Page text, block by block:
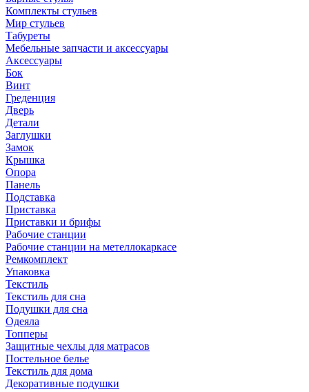
Комплекты стульев
Мир стульев
Табуреты
Мебельные запчасти и аксессуары
Аксессуары
Бок
Винт
Греденция
Дверь
Детали
Заглушки
Замок
Крышка
Опора
Панель
Подставка
Приставка
Приставки и брифы
Рабочие станции
Рабочие станции на метеллокаркасе
Ремкомплект
Упаковка
Текстиль
Текстиль для сна
Подушки для сна
Одеяла
Топперы
Защитные чехлы для матрасов
Постельное белье
Текстиль для дома
Декоративные подушки